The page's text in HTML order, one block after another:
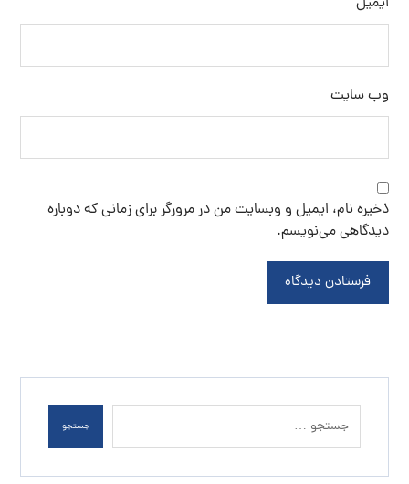
وب‌ سایت
ذخیره نام، ایمیل و وبسایت من در مرورگر برای زمانی که دوباره
دیدگاهی می‌نویسم.
فرستادن دیدگاه
جستجو